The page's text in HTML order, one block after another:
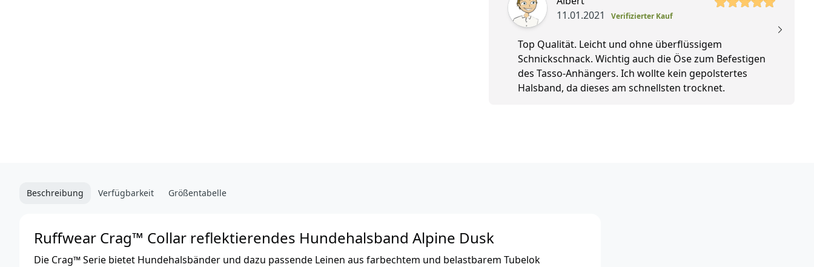
11.01.2021
Verifizierter Kauf
Top Qualität. Leicht und ohne überflüssigem
Schnickschnack. Wichtig auch die Öse zum Befestigen
des Tasso-Anhängers. Ich wollte kein gepolstertes
Halsband, da dieses am schnellsten trocknet.
Beschreibung Verfügbarkeit Größentabelle
Ruffwear Crag™ Collar reflektierendes Hundehalsband Alpine Dusk
Die Crag™ Serie bietet Hundehalsbänder und dazu passende Leinen aus farbechtem und belastbarem Tubelok